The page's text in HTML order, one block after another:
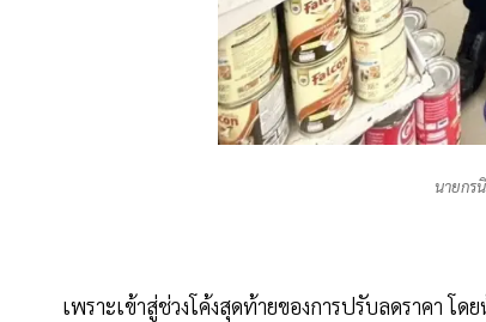
นายกร
เพราะเข้าสู่ช่วงโค้งสุดท้ายของการปรับลดราคา โ